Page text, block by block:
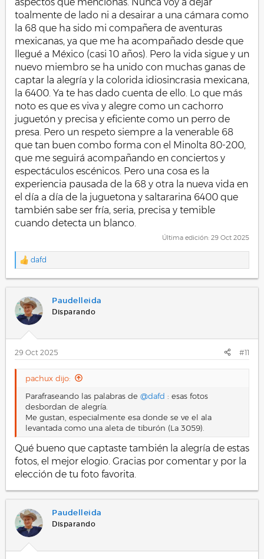
toalmente de lado ni a desairar a una cámara como
la 68 que ha sido mi compañera de aventuras
mexicanas, ya que me ha acompañado desde que
llegué a México (casi 10 años). Pero la vida sigue y un
nuevo miembro se ha unido con muchas ganas de
captar la alegría y la colorida idiosincrasia mexicana,
la 6400. Ya te has dado cuenta de ello. Lo que más
noto es que es viva y alegre como un cachorro
juguetón y precisa y eficiente como un perro de
presa. Pero un respeto siempre a la venerable 68
que tan buen combo forma con el Minolta 80-200,
que me seguirá acompañando en conciertos y
espectáculos escénicos. Pero una cosa es la
experiencia pausada de la 68 y otra la nueva vida en
el día a día de la juguetona y saltararina 6400 que
también sabe ser fría, seria, precisa y temible
cuando detecta un blanco.
Última edición: 29 Oct 2025
R
a
c
i
o
e
s
:
dafd
Paudelleida
Disparando
29 Oct 2025 #11
pachux dijo:
Parafraseando las palabras de @dafd : esas fotos
desbordan de alegría.
Me gustan, especialmente esa donde se ve el ala
levantada como una aleta de tiburón (La 3059).
Qué bueno que captaste también la alegría de estas
fotos, el mejor elogio. Gracias por comentar y por la
elección de tu foto favorita.
Paudelleida
Disparando